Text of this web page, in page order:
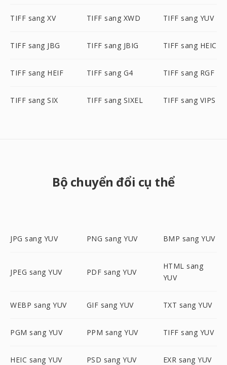
TIFF sang XV TIFF sang XWD TIFF sang YUV
TIFF sang JBG TIFF sang JBIG TIFF sang HEIC
TIFF sang HEIF TIFF sang G4 TIFF sang RGF
TIFF sang SIX TIFF sang SIXEL TIFF sang VIPS
Bộ chuyển đổi cụ thể
JPG sang YUV PNG sang YUV BMP sang YUV
JPEG sang YUV PDF sang YUV
HTML sang
YUV
WEBP sang YUV GIF sang YUV TXT sang YUV
PGM sang YUV PPM sang YUV TIFF sang YUV
HEIC sang YUV PSD sang YUV EXR sang YUV